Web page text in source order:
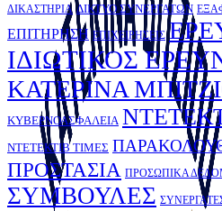
ΔΙΚΑΣΤΗΡΙΑ ΔΙΚΤΥΟ ΣΥΝΕΡΓΑΤΩΝ
ΕΠΙΤΗΡΗΣΗ ΕΠΙΧΕΙΡΗΣΕΙΣ
ΙΔΙΩΤΙΚΟΣ
ΚATΕΡΙΝΑ
ΚΥΒΕΡΝΟΑΣΦΑΛΕΙΑ
ΝΤΕΤΕΚΤΙΒ ΤΙΜΕΣ
ΠΡΟΣΤΑΣΙΑ ΠΡΟΣΩΠΙΚΑ
ΣΥΜΒΟΥΛΕΣ